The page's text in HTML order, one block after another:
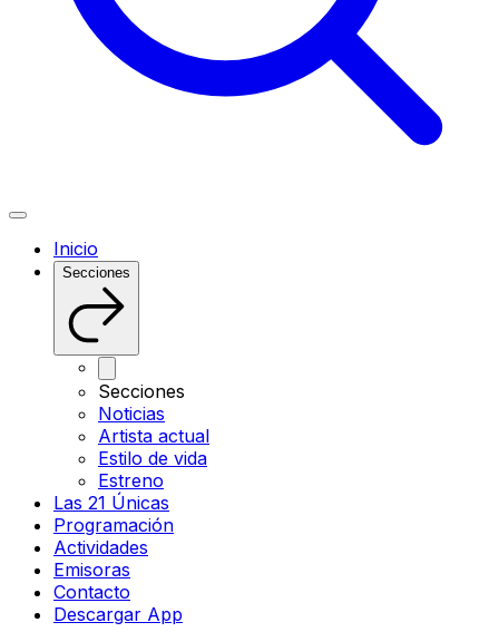
Inicio
Secciones
Secciones
Noticias
Artista actual
Estilo de vida
Estreno
Las 21 Únicas
Programación
Actividades
Emisoras
Contacto
Descargar App